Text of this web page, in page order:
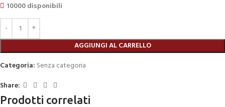
10000 disponibili
AGGIUNGI AL CARRELLO
Categoria: Senza categoria
Share:
Prodotti correlati